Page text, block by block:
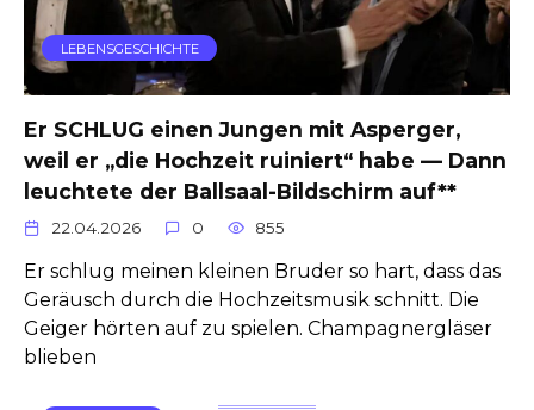
LEBENSGESCHICHTE
Er SCHLUG einen Jungen mit Asperger,
weil er „die Hochzeit ruiniert“ habe — Dann
leuchtete der Ballsaal-Bildschirm auf**
22.04.2026 0 855
Er schlug meinen kleinen Bruder so hart, dass das
Geräusch durch die Hochzeitsmusik schnitt. Die
Geiger hörten auf zu spielen. Champagnergläser
blieben